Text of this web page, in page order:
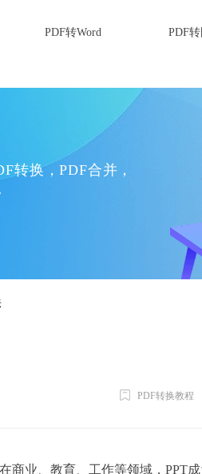
PDF转Word PDF
转换，PDF合并，
PDF转换教程
业、教育、工作等领域，PPT成